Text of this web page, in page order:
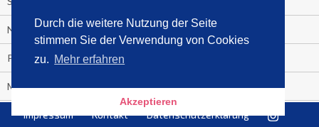
Durch die weitere Nutzung der Seite
stimmen Sie der Verwendung von Cookies
zu. Mehr erfahren
Akzeptieren
Niederlande - Deutschland:
PRESSEMITTEILUNG
Media Control eBook-Panel
BIATHLON-WM im TV
Impressum Kontakt Datenschutzerklärung